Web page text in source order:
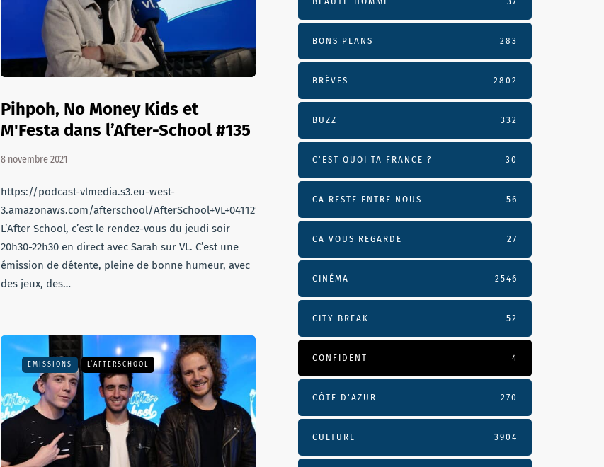
Pihpoh, No Money Kids et
M'Festa dans l’After-School #135
8 novembre 2021
https://podcast-vlmedia.s3.eu-west-
3.amazonaws.com/afterschool/AfterSchool+VL+041121.mp3
L’After School, c’est le rendez-vous du jeudi soir
20h30-22h30 en direct avec Sarah sur VL. C’est une
émission de détente, pleine de bonne humeur, avec
des jeux, des…
EMISSIONS L’AFTERSCHOOL
BONS PLANS 283
BRÈVES 2802
BUZZ 332
C'EST QUOI TA FRANCE ? 30
CA RESTE ENTRE NOUS 56
CA VOUS REGARDE 27
CINÉMA 2546
CITY-BREAK 52
CONFIDENT 4
CÔTE D’AZUR 270
CULTURE 3904